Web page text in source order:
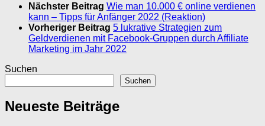
Nächster Beitrag Wie man 10.000 € online verdienen
kann – Tipps für Anfänger 2022 (Reaktion)
Vorheriger Beitrag 5 lukrative Strategien zum
Geldverdienen mit Facebook-Gruppen durch Affiliate
Marketing im Jahr 2022
Suchen
Suchen
Neueste Beiträge